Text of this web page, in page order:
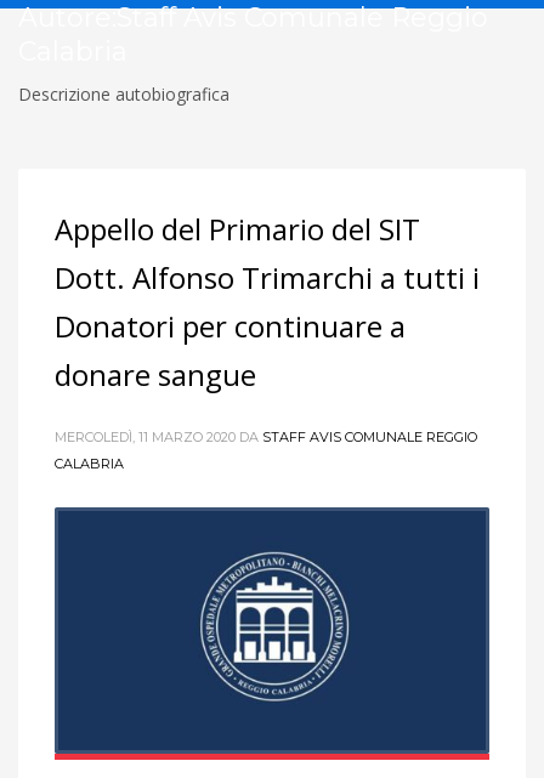
Autore:Staff Avis Comunale Reggio
Descrizione autobiografica
Appello del Primario del SIT
Dott. Alfonso Trimarchi a tutti i
Donatori per continuare a
donare sangue
MERCOLEDÌ, 11 MARZO 2020 DA STAFF AVIS COMUNALE REGGIO
CALABRIA